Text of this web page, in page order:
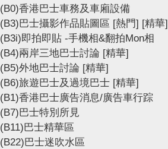
(B0)香港巴士車務及車廂設備
(B3)巴士攝影作品貼圖區 [熱門] [精華]
(B3i)即拍即貼 -手機相&翻拍Mon相
(B4)兩岸三地巴士討論 [精華]
(B5)外地巴士討論 [精華]
(B6)旅遊巴士及過境巴士 [精華]
(B1)香港巴士廣告消息/廣告車行踪
(B7)巴士特別所見
(B11)巴士精華區
(B22)巴士迷吹水區